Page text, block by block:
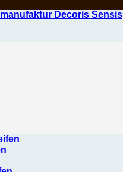
Decoris Sensis